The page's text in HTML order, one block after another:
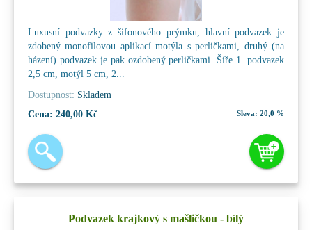
Luxusní podvazky z šifonového prýmku, hlavní podvazek je
zdobený monofilovou aplikací motýla s perličkami, druhý (na
házení) podvazek je pak ozdobený perličkami. Šíře 1. podvazek
2,5 cm, motýl 5 cm, 2...
Dostupnost: Skladem
Cena: 240,00 Kč Sleva: 20,0 %
Podvazek krajkový s mašličkou - bílý